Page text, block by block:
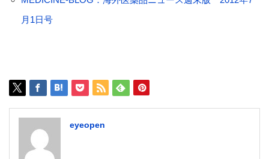
月1日号
eyeopen